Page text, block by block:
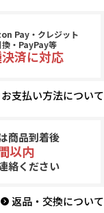
Pay・クレジット
換・PayPay等
済に対応
お支払い方法について
商品到着後
以内
絡ください
返品・交換について